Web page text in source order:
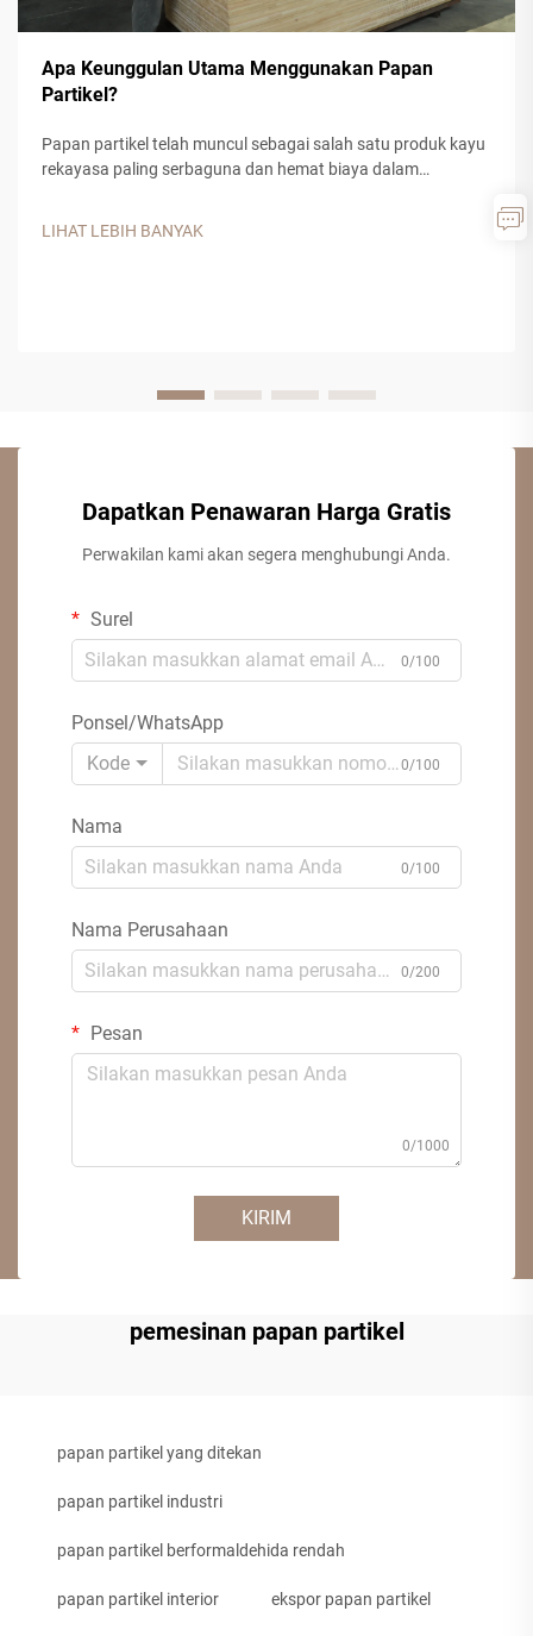
Apa Keunggulan Utama Menggunakan Papan
Partikel?
Papan partikel telah muncul sebagai salah satu produk kayu
rekayasa paling serbaguna dan hemat biaya dalam
LIHAT LEBIH BANYAK
Dapatkan Penawaran Harga Gratis
Perwakilan kami akan segera menghubungi Anda.
Surel
0/100
Ponsel/WhatsApp
Kode
0/100
Nama
0/100
Nama Perusahaan
0/200
Pesan
0/1000
KIRIM
pemesinan papan partikel
papan partikel yang ditekan
papan partikel industri
papan partikel berformaldehida rendah
papan partikel interior ekspor papan partikel